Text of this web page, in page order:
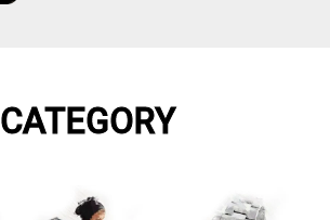
CATEGORY